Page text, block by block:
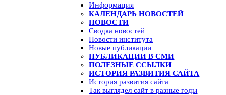
Информация
КАЛЕНДАРЬ НОВОСТЕЙ
НОВОСТИ
Сводка новостей
Новости института
Новые публикации
ПУБЛИКАЦИИ В СМИ
ПОЛЕЗНЫЕ ССЫЛКИ
ИСТОРИЯ РАЗВИТИЯ САЙТА
История развития сайта
Так выглядел сайт в разные годы